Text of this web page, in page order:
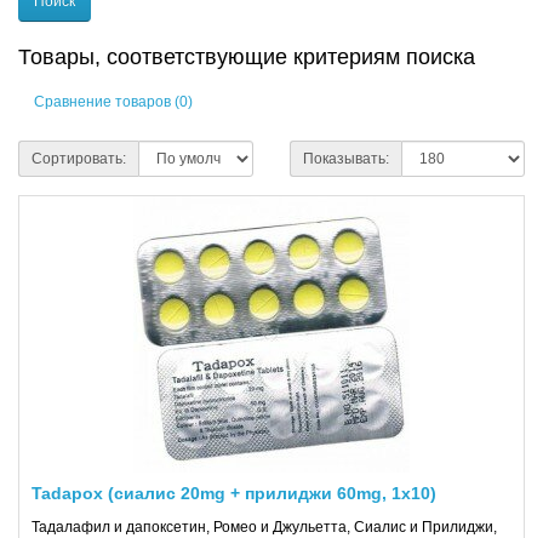
Товары, соответствующие критериям поиска
Сравнение товаров (0)
Сортировать: Показывать:
Tadapox (сиалис 20mg + прилиджи 60mg, 1x10)
Тадалафил и дапоксетин, Ромео и Джульетта, Сиалис и Прилиджи,